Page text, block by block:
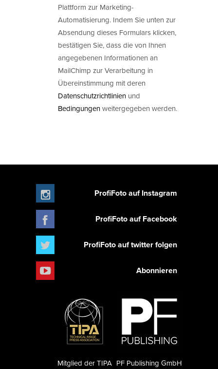
Plattform zur Marketing-
Automatisierung. Indem Sie unten zur
Absendung dieses Formulars klicken,
bestätigen Sie, dass die von Ihnen
angegebenen Informationen an
MailChimp zur Verarbeitung in
Übereinstimmung mit deren
Datenschutzrichtlinien und
Bedingungenweitergegeben werden.
ProfiFoto auf Instagram
ProfiFoto auf Facebook
ProfiFoto auf twitter folgen
Abonnieren
PF Publishing GmbH
Mitglied der TIPA